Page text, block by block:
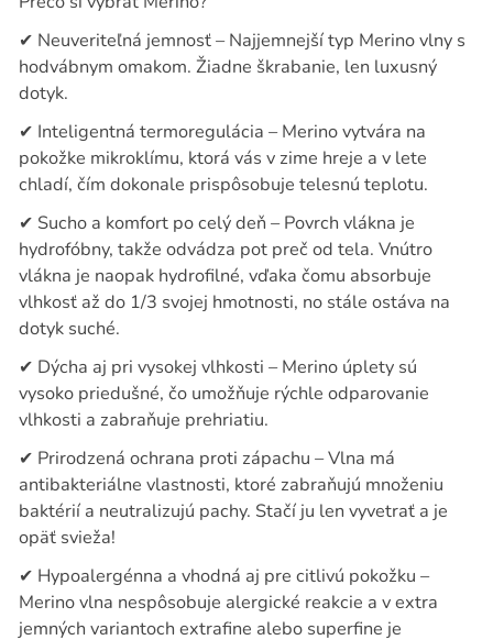
✔ Neuveriteľná jemnosť – Najjemnejší typ Merino vlny s
hodvábnym omakom. Žiadne škrabanie, len luxusný
dotyk.
✔ Inteligentná termoregulácia – Merino vytvára na
pokožke mikroklímu, ktorá vás v zime hreje a v lete
chladí, čím dokonale prispôsobuje telesnú teplotu.
✔ Sucho a komfort po celý deň – Povrch vlákna je
hydrofóbny, takže odvádza pot preč od tela. Vnútro
vlákna je naopak hydrofilné, vďaka čomu absorbuje
vlhkosť až do 1/3 svojej hmotnosti, no stále ostáva na
dotyk suché.
✔ Dýcha aj pri vysokej vlhkosti – Merino úplety sú
vysoko priedušné, čo umožňuje rýchle odparovanie
vlhkosti a zabraňuje prehriatiu.
✔ Prirodzená ochrana proti zápachu – Vlna má
antibakteriálne vlastnosti, ktoré zabraňujú množeniu
baktérií a neutralizujú pachy. Stačí ju len vyvetrať a je
opäť svieža!
✔ Hypoalergénna a vhodná aj pre citlivú pokožku –
Merino vlna nespôsobuje alergické reakcie a v extra
jemných variantoch extrafine alebo superfine je